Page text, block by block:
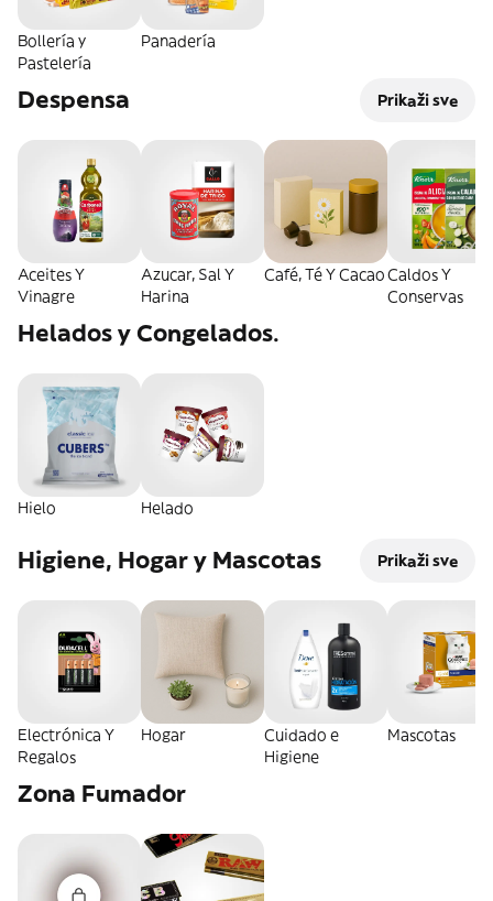
Bollería y
Pastelería
Panadería
Despensa Prikaži sve
Aceites Y
Vinagre
Azucar, Sal Y
Harina
Café, Té Y CacaoCaldos Y
Conservas
Helados y Congelados.
Hielo Helado
Higiene, Hogar y Mascotas Prikaži sve
Electrónica Y
Regalos
Hogar
Cuidado e
Higiene
Mascotas
Zona Fumador